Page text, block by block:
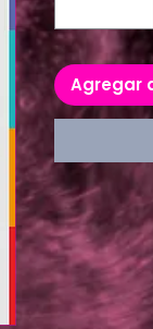
Agregar